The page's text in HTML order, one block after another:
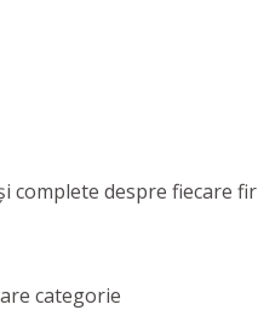
complete despre fiecare
categorie